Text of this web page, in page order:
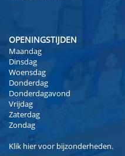
OPENINGSTIJDEN
Maandag
Dinsdag
Woensdag
Donderdag
Donderdagavond
Vrijdag
Zaterdag
Zondag
Klik hiervoor bijzonderheden.